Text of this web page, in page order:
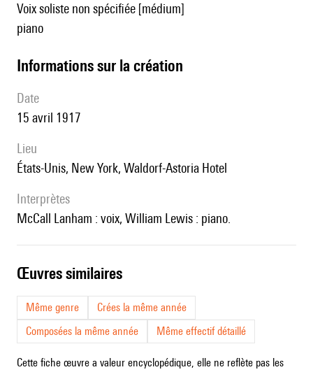
voix soliste non spécifiée [médium]
piano
informations sur la création
date
15 avril 1917
lieu
États-Unis, New York, Waldorf-Astoria Hotel
interprètes
McCall Lanham : voix, William Lewis : piano.
œuvres similaires
Même genre
Crées la même année
Composées la même année
Même effectif détaillé
Cette fiche œuvre a valeur encyclopédique, elle ne reflète pas les